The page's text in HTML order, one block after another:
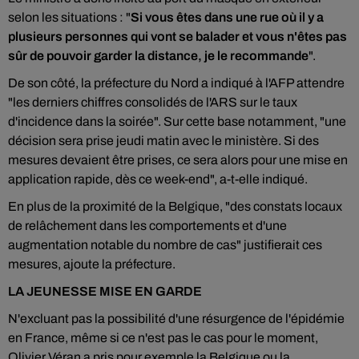
selon les situations : "Si vous êtes dans une rue où il y a
plusieurs personnes qui vont se balader et vous n'êtes pas
sûr de pouvoir garder la distance, je le recommande".
De son côté, la préfecture du Nord a indiqué à l'AFP attendre
"les derniers chiffres consolidés de l'ARS sur le taux
d'incidence dans la soirée". Sur cette base notamment, "une
décision sera prise jeudi matin avec le ministère. Si des
mesures devaient être prises, ce sera alors pour une mise en
application rapide, dès ce week-end", a-t-elle indiqué.
En plus de la proximité de la Belgique, "des constats locaux
de relâchement dans les comportements et d'une
augmentation notable du nombre de cas" justifierait ces
mesures, ajoute la préfecture.
LA JEUNESSE MISE EN GARDE
N'excluant pas la possibilité d'une résurgence de l'épidémie
en France, même si ce n'est pas le cas pour le moment,